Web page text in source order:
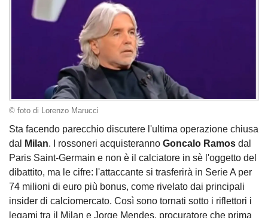
© foto di Lorenzo Marucci
Sta facendo parecchio discutere l'ultima operazione chiusa
dal
Milan. I rossoneri acquisteranno Goncalo Ramos dal
Paris Saint-Germain e non è il calciatore in sè l'oggetto del
dibattito, ma le cifre: l'attaccante si trasferirà in Serie A per
74 milioni di euro più bonus, come rivelato dai principali
insider di calciomercato. Così sono tornati sotto i riflettori i
legami tra il Milan e Jorge Mendes, procuratore che prima